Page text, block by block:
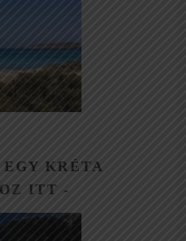
KRÉTA
ITT